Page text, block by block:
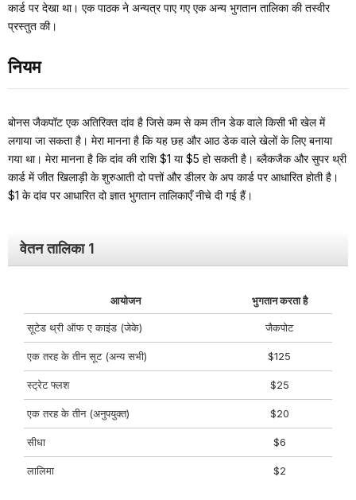
कार्ड पर देखा था। एक पाठक ने अन्यत्र पाए गए एक अन्य भुगतान तालिका की तस्वीर
प्रस्तुत की।
नियम
बोनस जैकपॉट एक अतिरिक्त दांव है जिसे कम से कम तीन डेक वाले किसी भी खेल में
लगाया जा सकता है। मेरा मानना है कि यह छह और आठ डेक वाले खेलों के लिए बनाया
गया था। मेरा मानना है कि दांव की राशि $1 या $5 हो सकती है। ब्लैकजैक और सुपर थ्री
कार्ड में जीत खिलाड़ी के शुरुआती दो पत्तों और डीलर के अप कार्ड पर आधारित होती है।
$1 के दांव पर आधारित दो ज्ञात भुगतान तालिकाएँ नीचे दी गई हैं।
वेतन तालिका 1
आयोजन भुगतान करता है
सूटेड थ्री ऑफ ए काइंड (जेके) जैकपोट
एक तरह के तीन सूट (अन्य सभी) $125
स्ट्रेट फ्लश $25
एक तरह के तीन (अनुपयुक्त) $20
सीधा $6
लालिमा $2